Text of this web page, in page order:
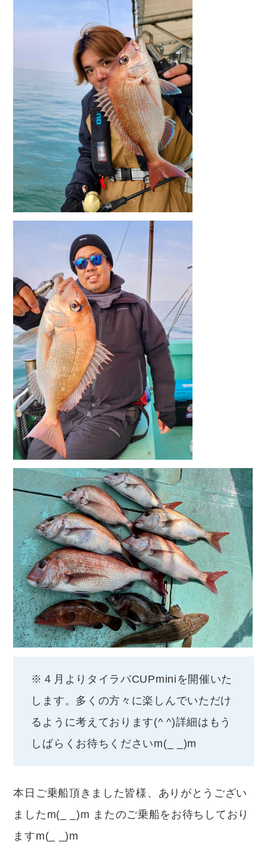
※４月よりタイラバCUPminiを開催いた
します。多くの方々に楽しんでいただけ
るように考えております(^ ^)詳細はもう
しばらくお待ちくださいm(_ _)m
本日ご乗船頂きました皆様、ありがとうござい
ましたm(_ _)m またのご乗船をお待ちしており
ますm(_ _)m